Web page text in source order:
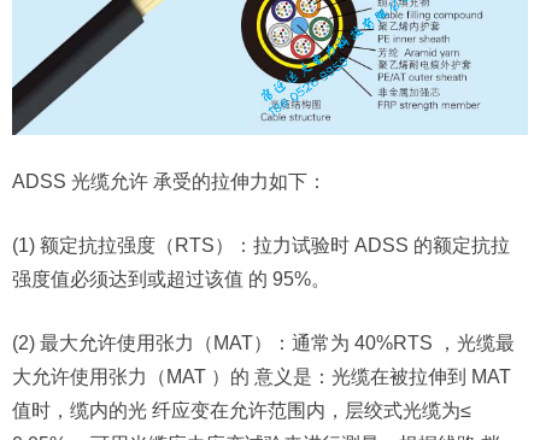
ADSS 光缆允许 承受的拉伸力如下：
(1) 额定抗拉强度（RTS）：拉力试验时 ADSS 的额定抗拉
强度值必须达到或超过该值 的 95%。
(2) 最大允许使用张力（MAT）：通常为 40%RTS ，光缆最
大允许使用张力（MAT ）的 意义是：光缆在被拉伸到 MAT
值时，缆内的光 纤应变在允许范围内，层绞式光缆为≤